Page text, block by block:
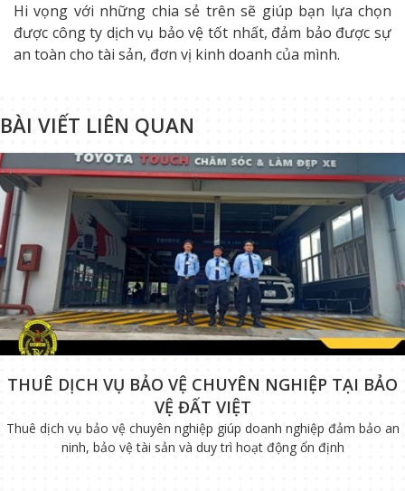
Hi vọng với những chia sẻ trên sẽ giúp bạn lựa chọn
được công ty dịch vụ bảo vệ tốt nhất, đảm bảo được sự
an toàn cho tài sản, đơn vị kinh doanh của mình.
BÀI VIẾT LIÊN QUAN
THUÊ DỊCH VỤ BẢO VỆ CHUYÊN NGHIỆP TẠI BẢO
VỆ ĐẤT VIỆT
Thuê dịch vụ bảo vệ chuyên nghiệp giúp doanh nghiệp đảm bảo an
ninh, bảo vệ tài sản và duy trì hoạt động ổn định